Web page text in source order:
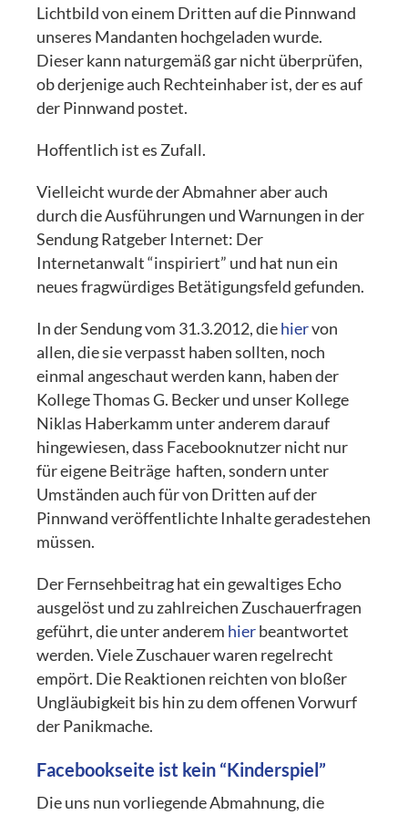
Lichtbild von einem Dritten auf die Pinnwand
unseres Mandanten hochgeladen wurde.
Dieser kann naturgemäß gar nicht überprüfen,
ob derjenige auch Rechteinhaber ist, der es auf
der Pinnwand postet.
Hoffentlich ist es Zufall.
Vielleicht wurde der Abmahner aber auch
durch die Ausführungen und Warnungen in der
Sendung Ratgeber Internet: Der
Internetanwalt “inspiriert” und hat nun ein
neues fragwürdiges Betätigungsfeld gefunden.
In der Sendung vom 31.3.2012, diehiervon
allen, die sie verpasst haben sollten, noch
einmal angeschaut werden kann, haben der
Kollege Thomas G. Becker und unser Kollege
Niklas Haberkamm unter anderem darauf
hingewiesen, dass Facebooknutzer nicht nur
für eigene Beiträge haften, sondern unter
Umständen auch für von Dritten auf der
Pinnwand veröffentlichte Inhalte geradestehen
müssen.
Der Fernsehbeitrag hat ein gewaltiges Echo
ausgelöst und zu zahlreichen Zuschauerfragen
geführt, die unter anderem hierbeantwortet
werden. Viele Zuschauer waren regelrecht
empört. Die Reaktionen reichten von bloßer
Ungläubigkeit bis hin zu dem offenen Vorwurf
der Panikmache.
Facebookseite ist kein “Kinderspiel”
Die uns nun vorliegende Abmahnung, die